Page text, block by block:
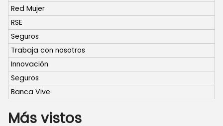
Red Mujer
RSE
Seguros
Trabaja con nosotros
Innovación
Seguros
Banca Vive
Más vistos